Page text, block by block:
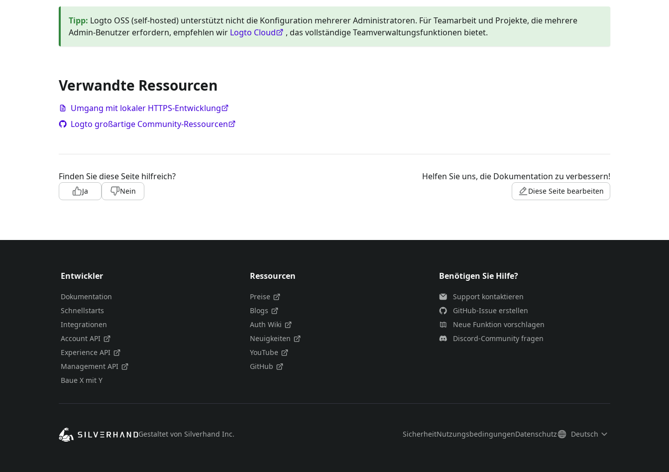
Tipp: Logto OSS (self-hosted) unterstützt nicht die Konfiguration mehrerer Administratoren. Für Teamarbeit und Projekte, die mehrere
Admin-Benutzer erfordern, empfehlen wir Logto Cloud , das vollständige Teamverwaltungsfunktionen bietet.
Verwandte Ressourcen
Umgang mit lokaler HTTPS-Entwicklung
Logto großartige Community-Ressourcen
Finden Sie diese Seite hilfreich?
Ja Nein
Helfen Sie uns, die Dokumentation zu verbessern!
Diese Seite bearbeiten
Entwickler
Dokumentation
Schnellstarts
Integrationen
Account API
Experience API
Management API
Baue X mit Y
Ressourcen
Preise
Blogs
Auth Wiki
Neuigkeiten
YouTube
GitHub
Benötigen Sie Hilfe?
Support kontaktieren
GitHub-Issue erstellen
Neue Funktion vorschlagen
Discord-Community fragen
Gestaltet von Silverhand Inc. SicherheitNutzungsbedingungenDatenschutz Deutsch